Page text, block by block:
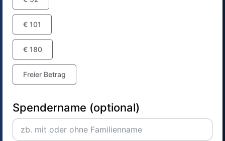
€ 101
€ 180
Freier Betrag
Spendername (optional)